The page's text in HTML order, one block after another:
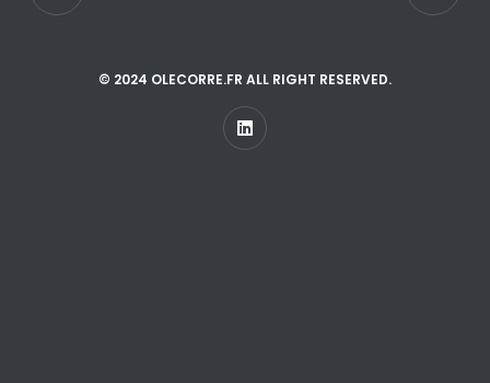
© 2024 OLECORRE.FR ALL RIGHT RESERVED.